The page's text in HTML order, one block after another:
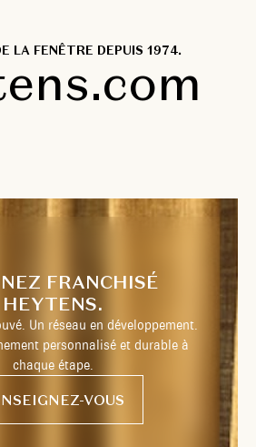
LA FENÊTRE DEPUIS 1974.
FRANCHISÉ
HEYTENS.
Un réseau en développement.
personnalisé et durable à
chaque étape.
VOUS